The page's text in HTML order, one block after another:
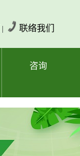
| 联络我们
咨询